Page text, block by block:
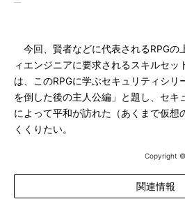
今回、賢者などに代表されるRPGの
ィエンジニアに要求されるスキルセッ
は、このRPGに学ぶセキュリティシリ
を倒した後の主人公編」と題し、セキ
によって平和が訪れた（あくまで仮想
くくりたい。
Copyright ©
関連情報